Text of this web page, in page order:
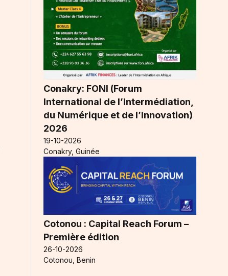
Conakry: FONI (Forum
International de l’Intermédiation,
du Numérique et de l’Innovation)
2026
19-10-2026
Conakry, Guinée
Cotonou : Capital Reach Forum –
Première édition
26-10-2026
Cotonou, Benin